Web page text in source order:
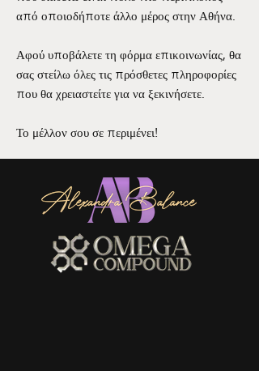
από οποιοδήποτε άλλο μέρος στην Αθήνα.
Αφού υποβάλετε τη φόρμα επικοινωνίας, θα
σας στείλω όλες τις πρόσθετες πληροφορίες
που θα χρειαστείτε για να ξεκινήσετε.
Το μέλλον σου σε περιμένει!